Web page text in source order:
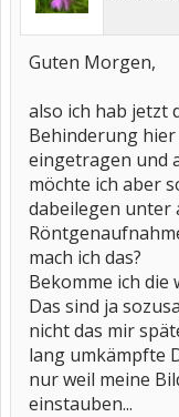
Guten Morgen,
also ich hab jetzt
Behinderung
eingetragen und
möchte ich aber
dabeilegen unter
mach ich das?
Bekomme ich die
Das sind ja
nicht das mir
lang umkämpfte
nur weil meine
einstauben...